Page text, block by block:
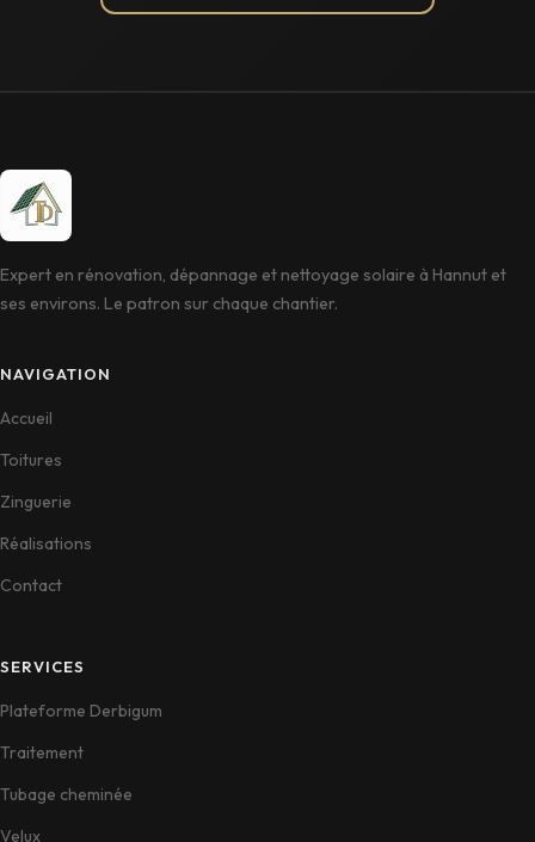
Expert en rénovation, dépannage et nettoyage solaire à Hannut et
ses environs. Le patron sur chaque chantier.
NAVIGATION
Accueil
Toitures
Zinguerie
Réalisations
Contact
SERVICES
Plateforme Derbigum
Traitement
Tubage cheminée
Velux